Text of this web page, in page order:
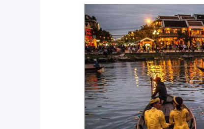
Một cơ duyên nào đó với Vietrend Travel
trước khi tôi đi công tác giao cho nhân
viên đặt vé máy bay, đặt phòng khách
sạn dịch vụ của Vietrend Travel. Chất
lượng dịch vụ rất tốt, tôi thường xuyển
phải tổ chức sự kiện và đi lại cần một
đơn vị để hợp tác về dịch vụ du lịch. Là
người trực tiếp sử dụng dịch vụ của
Vietrend tôi đã chọn họ làm đối tác. Tính
đến nay Nam Dược và Vietrend đã hợp
tác được 3 năm về việc cung cấp tour
du lịch, chương trình sự kiện,… Cả hai